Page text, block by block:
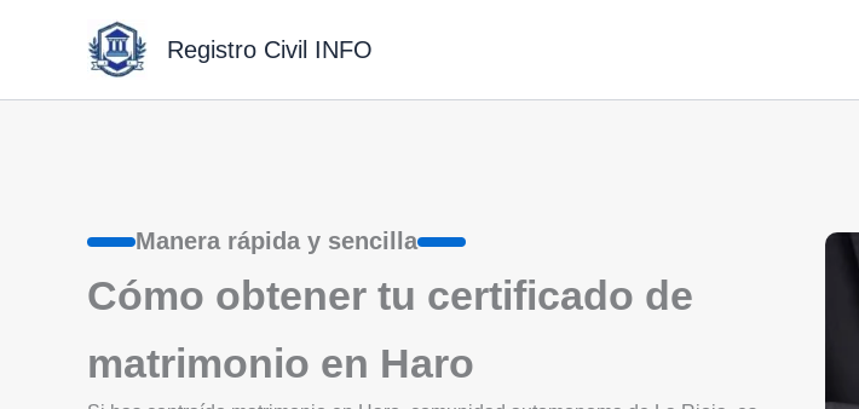
Registro Civil INFO
Manera rápida y sencilla
Cómo obtener tu certificado de
matrimonio en Haro